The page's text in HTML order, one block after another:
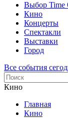
Выбор Time
Кино
Концерты
Спектакли
Выставки
Город
Все события
Кино
Главная
Кино